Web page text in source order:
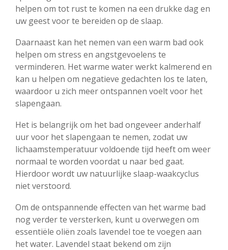
helpen om tot rust te komen na een drukke dag en
uw geest voor te bereiden op de slaap.
Daarnaast kan het nemen van een warm bad ook
helpen om stress en angstgevoelens te
verminderen. Het warme water werkt kalmerend en
kan u helpen om negatieve gedachten los te laten,
waardoor u zich meer ontspannen voelt voor het
slapengaan.
Het is belangrijk om het bad ongeveer anderhalf
uur voor het slapengaan te nemen, zodat uw
lichaamstemperatuur voldoende tijd heeft om weer
normaal te worden voordat u naar bed gaat.
Hierdoor wordt uw natuurlijke slaap-waakcyclus
niet verstoord.
Om de ontspannende effecten van het warme bad
nog verder te versterken, kunt u overwegen om
essentiële oliën zoals lavendel toe te voegen aan
het water. Lavendel staat bekend om zijn